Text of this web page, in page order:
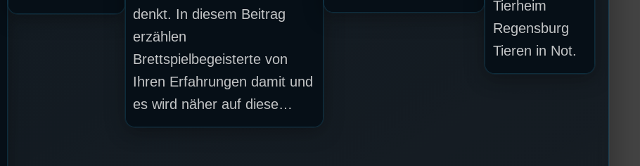
denkt. In diesem Beitrag
erzählen
Brettspielbegeisterte von
Ihren Erfahrungen damit und
es wird näher auf diese…
Tierheim
Regensburg
Tieren in Not.